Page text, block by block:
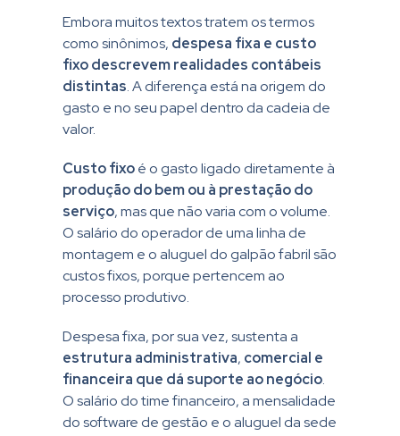
Embora muitos textos tratem os termos
como sinônimos, despesa fixa e custo
fixo descrevem realidades contábeis
distintas. A diferença está na origem do
gasto e no seu papel dentro da cadeia de
valor.
Custo fixoé o gasto ligado diretamente à
produção do bem ou à prestação do
serviço, mas que não varia com o volume.
O salário do operador de uma linha de
montagem e o aluguel do galpão fabril são
custos fixos, porque pertencem ao
processo produtivo.
Despesa fixa, por sua vez, sustenta a
estrutura administrativa, comercial e
financeira que dá suporte ao negócio.
O salário do time financeiro, a mensalidade
do software de gestão e o aluguel da sede